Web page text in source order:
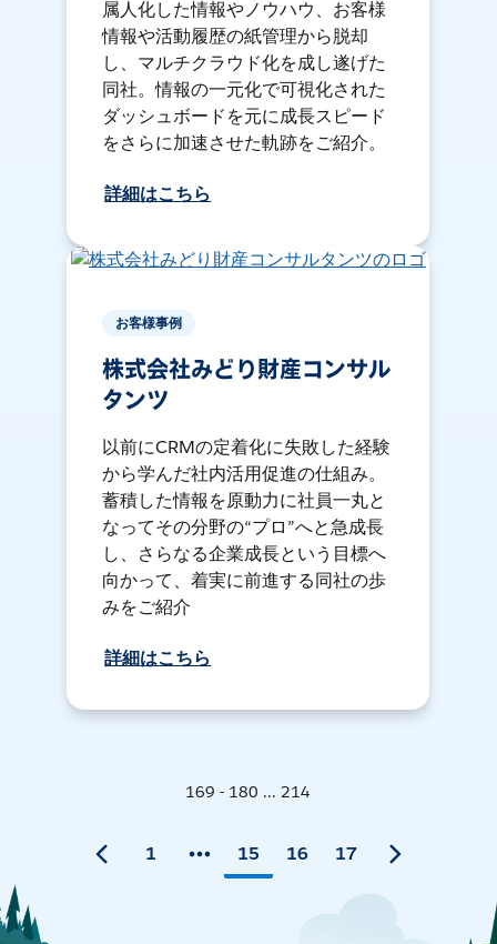
属人化した情報やノウハウ、お客様
情報や活動履歴の紙管理から脱却
し、マルチクラウド化を成し遂げた
同社。情報の一元化で可視化された
ダッシュボードを元に成長スピード
をさらに加速させた軌跡をご紹介。
詳細はこちら
お客様事例
株式会社みどり財産コンサル
タンツ
以前にCRMの定着化に失敗した経験
から学んだ社内活用促進の仕組み。
蓄積した情報を原動力に社員一丸と
なってその分野の“プロ”へと急成長
し、さらなる企業成長という目標へ
向かって、着実に前進する同社の歩
みをご紹介
詳細はこちら
169 - 180 ... 214
1 15 16 17